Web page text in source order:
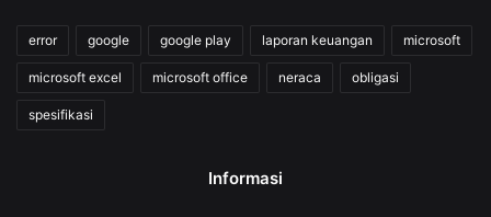
error google google play laporan keuangan microsoft
microsoft excel microsoft office neraca obligasi
spesifikasi
Informasi